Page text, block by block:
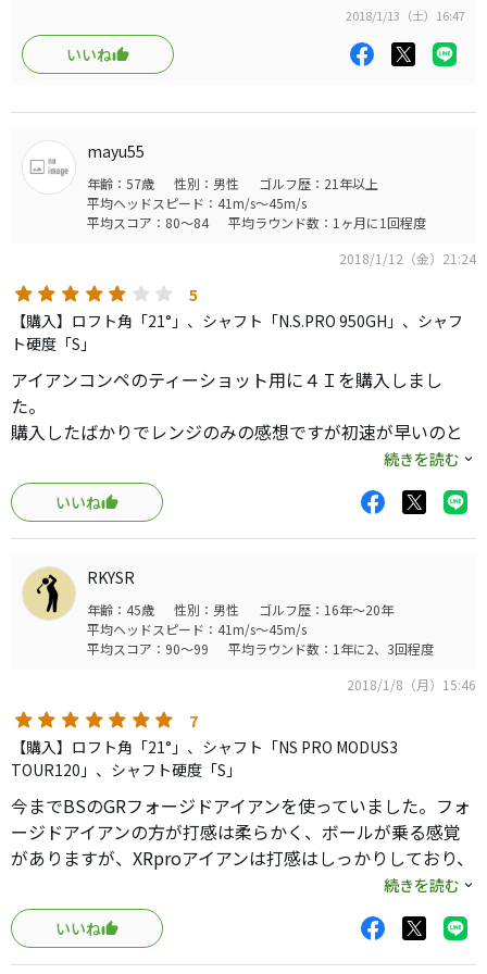
#9はまだしも、#8以上はカップフェイスだからか、打感はペチ
ッとなります。FORGEDの打感を引き換えに、パーオン確率は
100%になったので満足とするか、腕を磨いてシリアスに
FORGEDに拘るかです。ww。
2018/1/13（土）16:47
いいね
mayu55
年齢：57歳 性別：男性
ゴルフ歴：21年以上
平均ヘッドスピード：41m/s～45m/s
平均スコア：80～84
平均ラウンド数：1ヶ月に1回程度
2018/1/12（金）21:24
5
【購入】ロフト角「21°」、シャフト「N.S.PRO 950GH」、シャフ
ト硬度「S」
アイアンコンペのティーショット用に４Ｉを購入しまし
た。
購入したばかりでレンジのみの感想ですが初速が早いのと
前に行く強いボールです。方向性も良いと思います。
構えた感じ捉まりがよく左に行くように見えますが結果は
安定してます。今までより２０ｙほど行ってくれれば満足で
すがコースで使うのが楽しみです。
続きを読む
いいね
RKYSR
年齢：45歳 性別：男性
ゴルフ歴：16年～20年
平均ヘッドスピード：41m/s～45m/s
平均スコア：90～99
平均ラウンド数：1年に2、3回程度
2018/1/8（月）15:46
7
【購入】ロフト角「21°」、シャフト「NS PRO MODUS3
TOUR120」、シャフト硬度「S」
今までBSのGRフォージドアイアンを使っていました。フォ
ージドアイアンの方が打感は柔らかく、ボールが乗る感覚
がありますが、XRproアイアンは打感はしっかりしており、
ボールが捕まって勝手に飛んでいく感覚があります。初速が
半端なく速いため、飛距離・方向性共に抜群です。
とにかくゴルフのアイアンの技術の進歩に驚いてます。
欠点は
続きを読む
いいね